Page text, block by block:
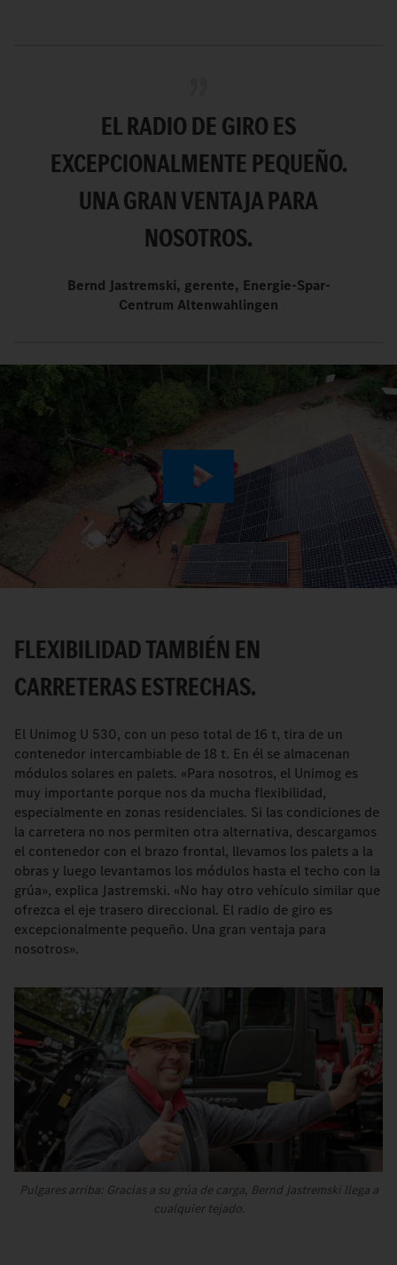
EL RADIO DE GIRO ES
EXCEPCIONALMENTE PEQUEÑO.
UNA GRAN VENTAJA PARA
NOSOTROS.
Bernd Jastremski, gerente, Energie-Spar-
Centrum Altenwahlingen
Play
Video
FLEXIBILIDAD TAMBIÉN EN
CARRETERAS ESTRECHAS.
El Unimog U 530, con un peso total de 16 t, tira de un
contenedor intercambiable de 18 t. En él se almacenan
módulos solares en palets. «Para nosotros, el Unimog es
muy importante porque nos da mucha flexibilidad,
especialmente en zonas residenciales. Si las condiciones de
la carretera no nos permiten otra alternativa, descargamos
el contenedor con el brazo frontal, llevamos los palets a la
obras y luego levantamos los módulos hasta el techo con la
grúa», explica Jastremski. «No hay otro vehículo similar que
ofrezca el eje trasero direccional. El radio de giro es
excepcionalmente pequeño. Una gran ventaja para
nosotros».
Pulgares arriba: Gracias a su grúa de carga, Bernd Jastremski llega a
cualquier tejado.